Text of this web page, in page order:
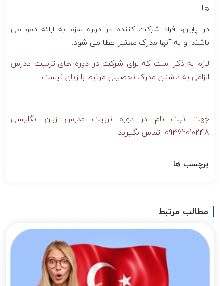
ها.
در پایان، افراد شرکت کننده در دوره ملزم به ارائه دمو می
باشند .و به آنها مدرک معتبر اعطا می شود.
لازم به ذکر است که برای شرکت در دوره های تربیت مدرس
الزامی به داشتن مدرک تحصیلی مرتبط با زبان نیست.
جهت ثبت نام در دوره تربیت مدرس زبان انگلیسی
09362010248 تماس بگیرید
برچسب ها
مطالب مرتبط